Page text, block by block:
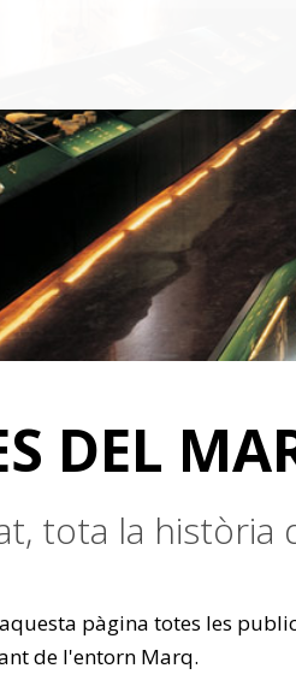
DEL
tota la història
pàgina totes les
de l'entorn Marq.